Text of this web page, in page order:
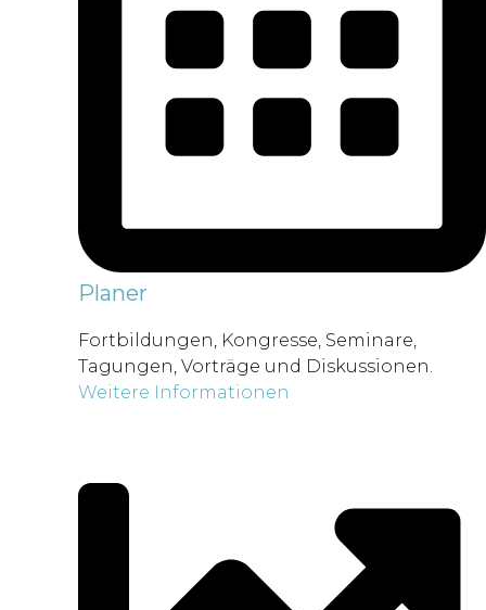
Planer
Fortbildungen, Kongresse, Seminare,
Tagungen, Vorträge und Diskussionen.
Weitere Informationen